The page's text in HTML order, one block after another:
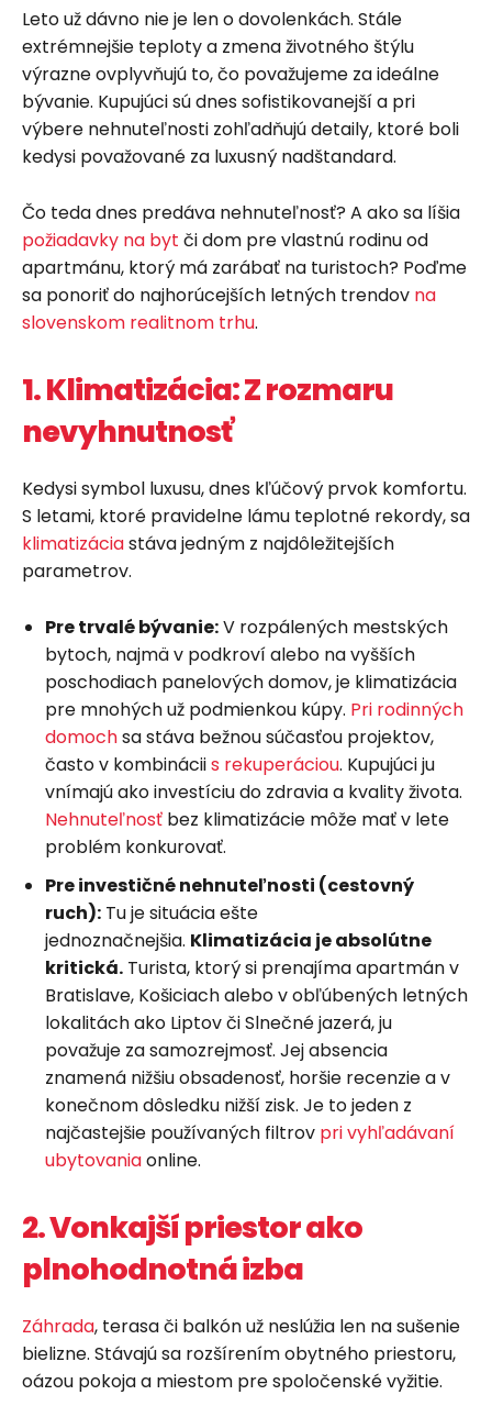
Leto už dávno nie je len o dovolenkách. Stále
extrémnejšie teploty a zmena životného štýlu
výrazne ovplyvňujú to, čo považujeme za ideálne
bývanie. Kupujúci sú dnes sofistikovanejší a pri
výbere nehnuteľnosti zohľadňujú detaily, ktoré boli
kedysi považované za luxusný nadštandard.
Čo teda dnes predáva nehnuteľnosť? A ako sa líšia
požiadavky na byt či dom pre vlastnú rodinu od
apartmánu, ktorý má zarábať na turistoch? Poďme
sa ponoriť do najhorúcejších letných trendov na
slovenskom realitnom trhu.
1. Klimatizácia: Z rozmaru
nevyhnutnosť
Kedysi symbol luxusu, dnes kľúčový prvok komfortu.
S letami, ktoré pravidelne lámu teplotné rekordy, sa
klimatizáciastáva jedným z najdôležitejších
parametrov.
Pre trvalé bývanie:V rozpálených mestských
bytoch, najmä v podkroví alebo na vyšších
poschodiach panelových domov, je klimatizácia
pre mnohých už podmienkou kúpy. Pri rodinných
domochsa stáva bežnou súčasťou projektov,
často v kombináciis rekuperáciou. Kupujúci ju
vnímajú ako investíciu do zdravia a kvality života.
Nehnuteľnosť bez klimatizácie môže mať v lete
problém konkurovať.
Pre investičné nehnuteľnosti (cestovný
ruch): Tu je situácia ešte
jednoznačnejšia. Klimatizácia je absolútne
kritická. Turista, ktorý si prenajíma apartmán v
Bratislave, Košiciach alebo v obľúbených letných
lokalitách ako Liptov či Slnečné jazerá, ju
považuje za samozrejmosť. Jej absencia
znamená nižšiu obsadenosť, horšie recenzie a v
konečnom dôsledku nižší zisk. Je to jeden z
najčastejšie používaných filtrov pri vyhľadávaní
ubytovaniaonline.
2. Vonkajší priestor ako
plnohodnotná izba
Záhrada, terasa či balkón už neslúžia len na sušenie
bielizne. Stávajú sa rozšírením obytného priestoru,
oázou pokoja a miestom pre spoločenské vyžitie.